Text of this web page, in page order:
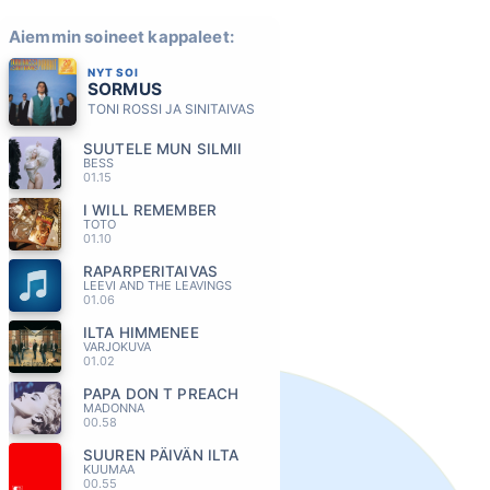
Aiemmin soineet kappaleet:
NYT SOI
SORMUS
TONI ROSSI JA SINITAIVAS
SUUTELE MUN SILMII
BESS
01.15
I WILL REMEMBER
TOTO
01.10
RAPARPERITAIVAS
LEEVI AND THE LEAVINGS
01.06
ILTA HIMMENEE
VARJOKUVA
01.02
PAPA DON T PREACH
MADONNA
00.58
SUUREN PÄIVÄN ILTA
KUUMAA
00.55